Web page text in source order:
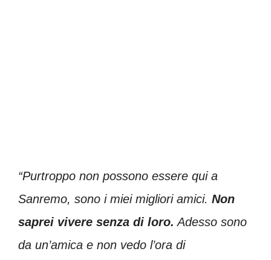
“Purtroppo non possono essere qui a
Sanremo, sono i miei migliori amici. Non
saprei vivere senza di loro. Adesso sono
da un’amica e non vedo l’ora di